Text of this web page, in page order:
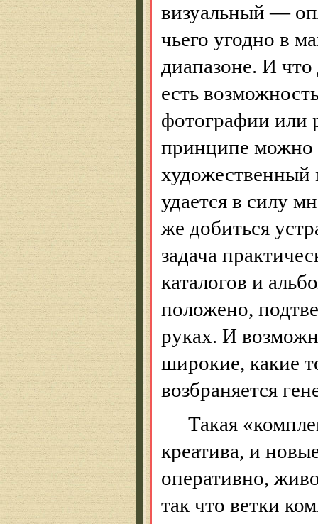
визуальный —
чьего угодно в
диапазоне. И
есть
фотографии или
принципе можно
художественный
удается в силу
же добиться
задача
каталогов и
положено,
руках. И
широкие, какие
возбраняется
Такая
креатива, и
оперативно,
так что ветки